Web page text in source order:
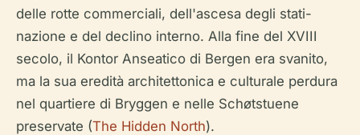
delle rotte commerciali, dell'ascesa degli stati-
nazione e del declino interno. Alla fine del XVIII
secolo, il Kontor Anseatico di Bergen era svanito,
ma la sua eredità architettonica e culturale perdura
nel quartiere di Bryggen e nelle Schøtstuene
preservate (The Hidden North).